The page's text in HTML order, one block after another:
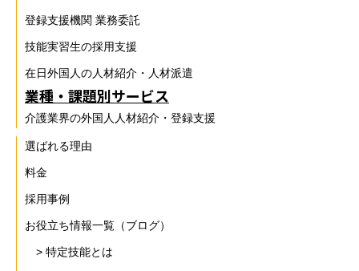
登録支援機関 業務委託
技能実習生の採用支援
在日外国人の人材紹介・人材派遣
業種・課題別サービス
介護業界の外国人人材紹介・登録支援
選ばれる理由
料金
採用事例
お役立ち情報一覧（ブログ）
> 特定技能とは